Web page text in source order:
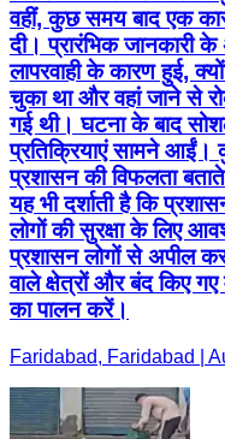
वहीं, कुछ समय बाद एक
दी। प्रारंभिक जानकारी
लापरवाही के कारण हुई,
चुका था और वहां जाने से
गई थी। घटना के बाद
प्रतिक्रियाएं सामने आईं।
प्रशासन की विफलता
यह भी दर्शाती है कि
लोगों की सुरक्षा के लिए
प्रशासन लोगों से अपील कर
वाले क्षेत्रों और बंद किए गए
का पालन करें।
Faridabad, Faridabad |